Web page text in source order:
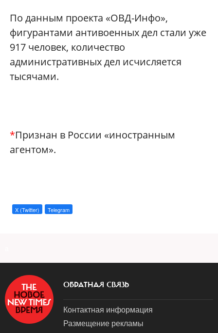
По данным проекта «ОВД-Инфо»,
фигурантами антивоенных дел стали уже
917 человек, количество
административных дел исчисляется
тысячами.
*Признан в России «иностранным
агентом».
X (Twitter) Telegram
ОБРАТНАЯ СВЯЗЬ
Контактная информация
Размещение рекламы